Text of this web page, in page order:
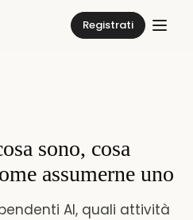
Registrati
sono, cosa
assumerne uno
AI, quali attività